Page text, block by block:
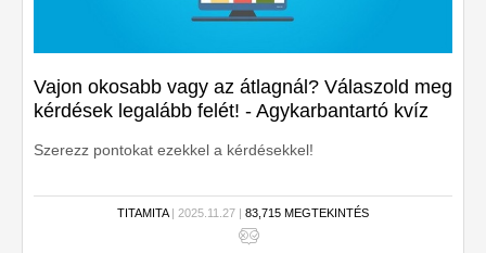
Vajon okosabb vagy az átlagnál? Válaszold meg
kérdések legalább felét! - Agykarbantartó kvíz
Szerezz pontokat ezekkel a kérdésekkel!
TITAMITA| 2025.11.27 | 83,715 MEGTEKINTÉS